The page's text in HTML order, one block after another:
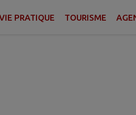
PRATIQUE TOURISME